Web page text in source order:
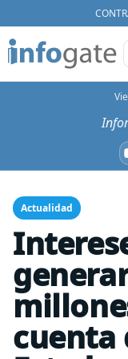
Actualidad
cuenta